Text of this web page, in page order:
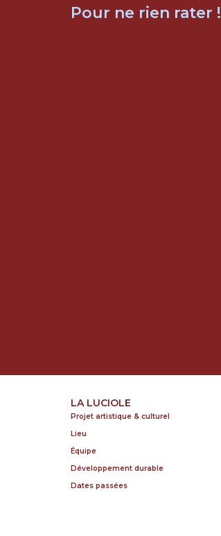
Pour ne rien rater !
LA LUCIOLE
Projet artistique & culturel
Lieu
Équipe
Développement durable
Dates passées